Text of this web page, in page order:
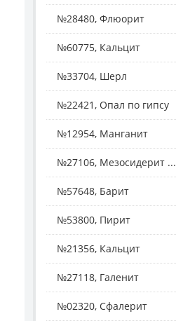
№28480, Флюорит
№60775, Кальцит
№33704, Шерл
№22421, Опал по гипсу
№12954, Манганит
№27106, Мезосидерит ...
№57648, Барит
№53800, Пирит
№21356, Кальцит
№27118, Галенит
№02320, Сфалерит